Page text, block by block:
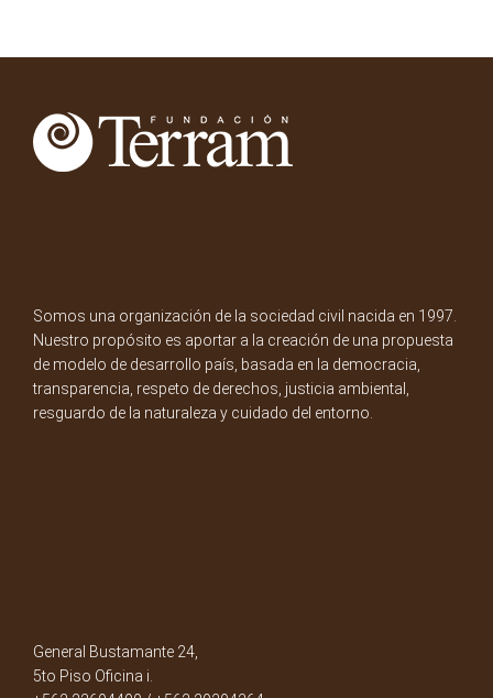
Somos una organización de la sociedad civil nacida en 1997.
Nuestro propósito es aportar a la creación de una propuesta
de modelo de desarrollo país, basada en la democracia,
transparencia, respeto de derechos, justicia ambiental,
resguardo de la naturaleza y cuidado del entorno.
General Bustamante 24,
5to Piso Oficina i.